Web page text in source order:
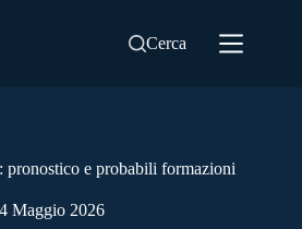
Cerca
pronostico e probabili formazioni
Maggio 2026